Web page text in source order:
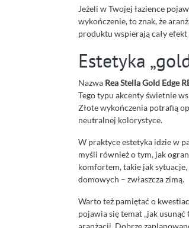
Jeżeli w Twojej łazience
wykończenie, to znak, że
produktu wspierają cały
Estetyka
Nazwa Rea Stella Gold Edge
Tego typu akcenty świetnie
Złote wykończenia potrafią
neutralnej kolorystyce.
W praktyce estetyka idzie w
myśli również o tym, jak
komfortem, takie jak sytuacje,
domowych – zwłaszcza zimą.
Warto też pamiętać o
pojawia się temat „jak
aranżacji. Dobrze